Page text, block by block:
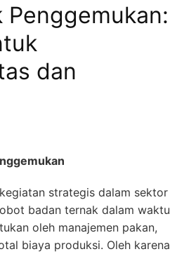
Penggemukan:
dan
strategis dalam sektor
badan ternak dalam waktu
oleh manajemen pakan,
biaya produksi. Oleh karena